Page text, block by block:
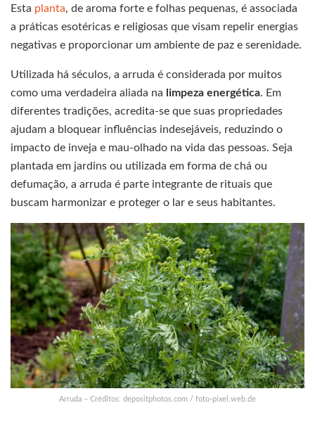
Esta planta, de aroma forte e folhas pequenas, é associada
a práticas esotéricas e religiosas que visam repelir energias
negativas e proporcionar um ambiente de paz e serenidade.
Utilizada há séculos, a arruda é considerada por muitos
como uma verdadeira aliada na
limpeza energética. Em
diferentes tradições, acredita-se que suas propriedades
ajudam a bloquear influências indesejáveis, reduzindo o
impacto de inveja e mau-olhado na vida das pessoas. Seja
plantada em jardins ou utilizada em forma de chá ou
defumação, a arruda é parte integrante de rituais que
buscam harmonizar e proteger o lar e seus habitantes.
Arruda – Créditos: depositphotos.com / foto-pixel.web.de